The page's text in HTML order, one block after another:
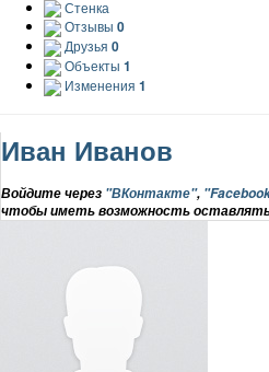
Стенка
Отзывы 0
Друзья 0
Объекты 1
Изменения 1
Иван Иванов
Войдите через "ВКонтакте",
чтобы иметь возможность